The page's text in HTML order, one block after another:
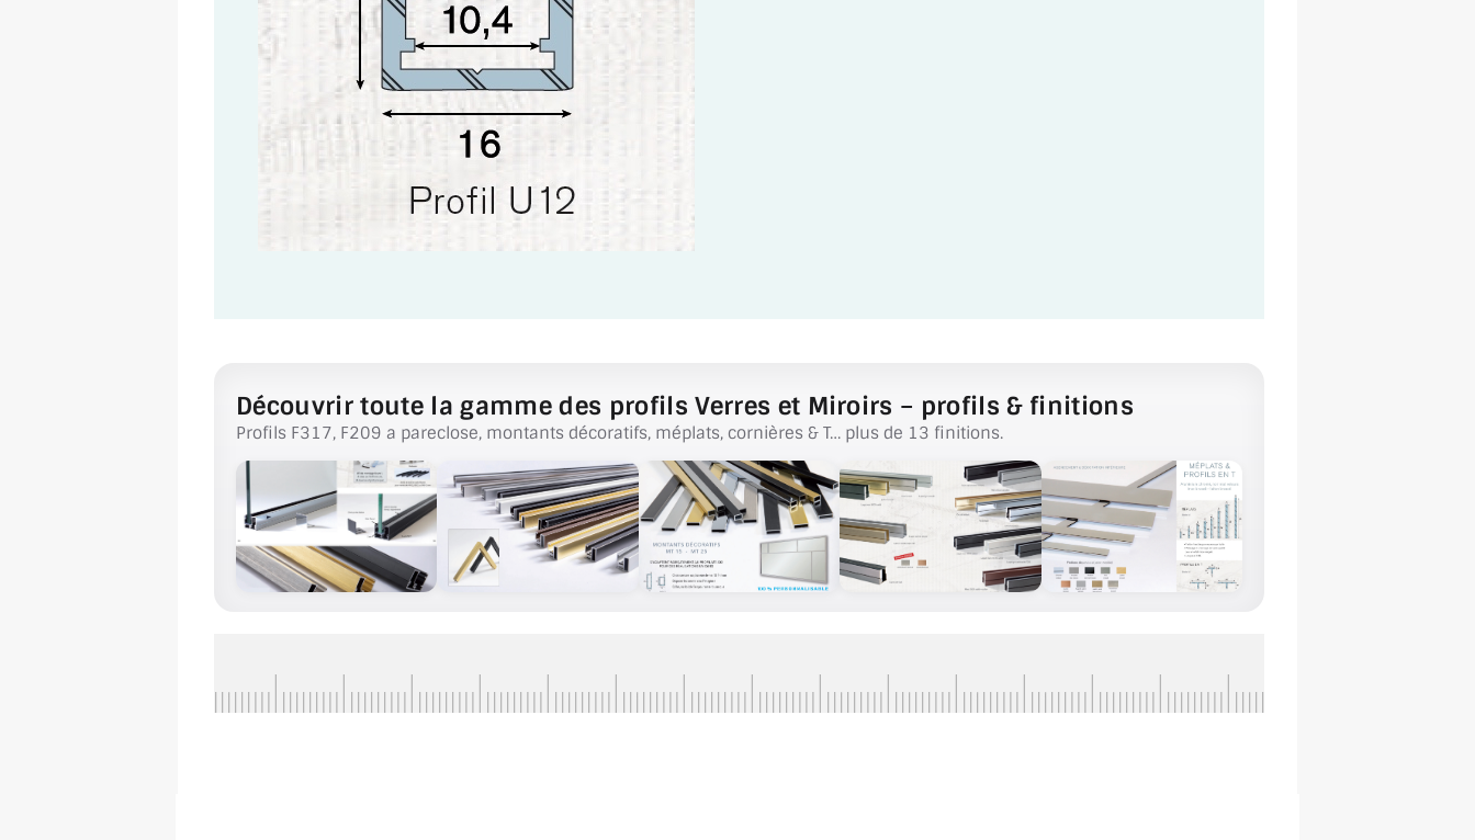
Découvrir toute la gamme des profils Verres et Miroirs – profils & finitions
Profils F317, F209 a pareclose, montants décoratifs, méplats, cornières & T… plus de 13 finitions.